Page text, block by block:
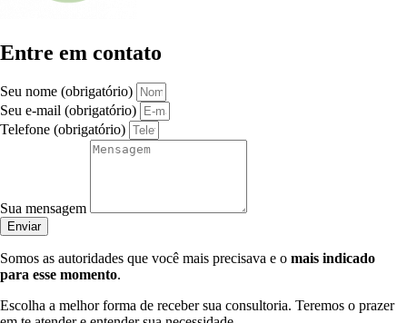
Entre em contato
Seu nome (obrigatório)
Seu e-mail (obrigatório)
Telefone (obrigatório)
Sua mensagem
Enviar
Somos as autoridades que você mais precisava e o mais indicado
para esse momento.
Escolha a melhor forma de receber sua consultoria. Teremos o prazer